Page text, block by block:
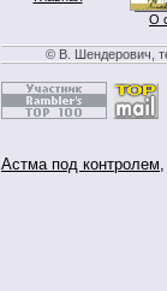
О
© В. Шендерович,
Астма под контролем,